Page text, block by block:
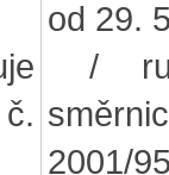
od 29.
/
2001/